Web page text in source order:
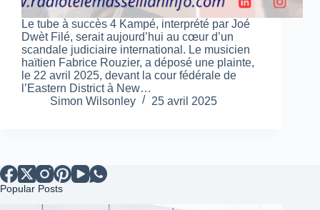
Le tube à succès 4 Kampé, interprété par Joé
Dwèt Filé, serait aujourd’hui au cœur d’un
scandale judiciaire international. Le musicien
haïtien Fabrice Rouzier, a déposé une plainte,
le 22 avril 2025, devant la cour fédérale de
l’Eastern District à New…
Simon Wilsonley
25 avril 2025
Popular Posts